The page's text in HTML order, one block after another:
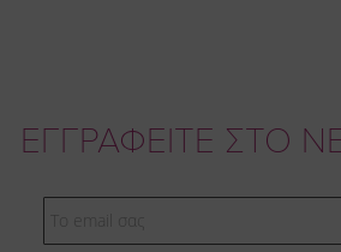
ΕΓΓΡΑΦΕΙΤΕ ΣΤΟ